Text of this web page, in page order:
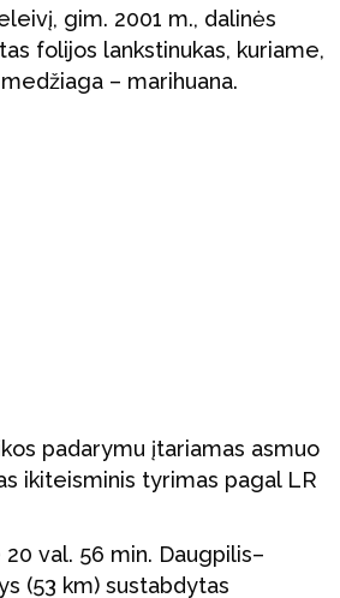
gim. 2001 m., dalinės
folijos lankstinukas, kuriame,
– marihuana.
padarymu įtariamas asmuo
ikiteisminis tyrimas pagal LR
val. 56 min. Daugpilis–
(53 km) sustabdytas